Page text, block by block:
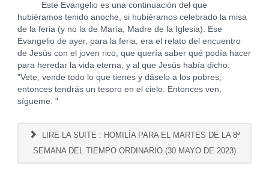
Este Evangelio es una continuación del que
hubiéramos tenido anoche, si hubiéramos celebrado la misa
de la feria (y no la de María, Madre de la Iglesia). Ese
Evangelio de ayer, para la feria, era el relato del encuentro
de Jesús con el joven rico, que quería saber qué podía hacer
para heredar la vida eterna, y al que Jesús había dicho:
"Vete, vende todo lo que tienes y dáselo a los pobres;
entonces tendrás un tesoro en el cielo. Entonces ven,
sígueme. "
LIRE LA SUITE : HOMILÍA PARA EL MARTES DE LA 8ª
SEMANA DEL TIEMPO ORDINARIO (30 MAYO DE 2023)